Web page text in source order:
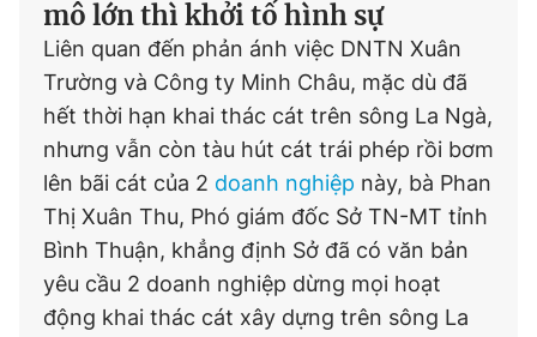
mô lớn thì khởi tố hình sự
Liên quan đến phản ánh việc DNTN Xuân
Trường và Công ty Minh Châu, mặc dù đã
hết thời hạn khai thác cát trên sông La Ngà,
nhưng vẫn còn tàu hút cát trái phép rồi bơm
lên bãi cát của 2 doanh nghiệp này, bà Phan
Thị Xuân Thu, Phó giám đốc Sở TN-MT tỉnh
Bình Thuận, khẳng định Sở đã có văn bản
yêu cầu 2 doanh nghiệp dừng mọi hoạt
động khai thác cát xây dựng trên sông La